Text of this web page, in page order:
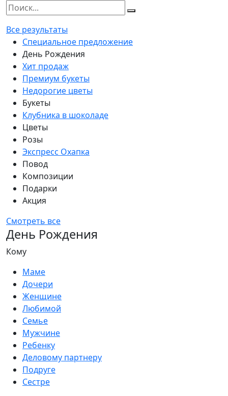
Все результаты
Специальное предложение
День Рождения
Хит продаж
Премиум букеты
Недорогие цветы
Букеты
Клубника в шоколаде
Цветы
Розы
Экспресс Охапка
Повод
Композиции
Подарки
Акция
Смотреть все
День Рождения
Кому
Маме
Дочери
Женщине
Любимой
Семье
Мужчине
Ребенку
Деловому партнеру
Подруге
Сестре